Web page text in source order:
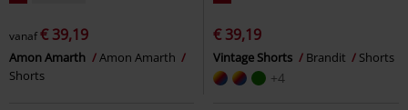
vanaf€ 39,19
Amon Amarth
Amon Amarth
Shorts
€ 39,19
Vintage Shorts Brandit Shorts
+4